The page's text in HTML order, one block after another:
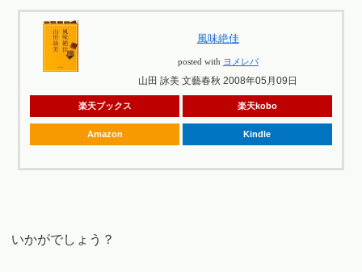
風味絶佳
posted with ヨメレバ
山田 詠美 文藝春秋 2008年05月09日
楽天ブックス 楽天kobo
Amazon Kindle
いかがでしょう？